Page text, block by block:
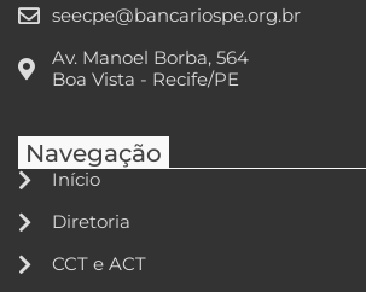
seecpe@bancariospe.org.br
Av. Manoel Borba, 564
Boa Vista - Recife/PE
Navegação
Início
Diretoria
CCT e ACT